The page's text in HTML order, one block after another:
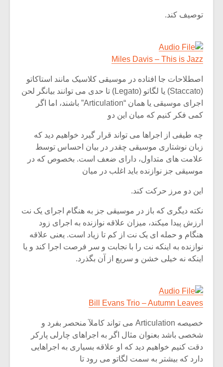
توصیف کند.
Miles Davis – This is Jazz
اصطلاحات جا افتاده در موسیقی کلاسیک مانند استاکاتو
(Staccato) یا لگاتو (Legato) تا حدی می توانند بیانگر لحن
اجرای موسیقی یا همان “Articulation” باشند، اما اگر
کمی فکر کنیم که میان این دو
چه طیفی از اجراها می تواند قرار گیرد خواهیم دید که
زبان نوشتاری موسیقی چقدر در بیان احساس توسط
علامت های متداول، دارای ضعف است. بخصوص که در
موسیقی جز نوازنده باید اغلب در میان
این دو مرز حرکت کند.
نکته دیگری که باز در موسیقی جز به هنگام اجرای یک نت
ارزش پیدا میکند، میزان علاقه نوازنده به اجرای زود
هنگام و حمله ای یک نت از کم تا زیاد است. یعنی علاقه
نوازنده به اینکه نت را با نجابت و سر فرصت اجرا کند و یا
اینکه نه خیلی خشن و سریع از آن بگذرد.
Bill Evans Trio – Autumn Leaves
خصیصه Articulation می تواند کاملآ منحصر بفرد و
شخصی باشد بعنوان مثال اگر به اجراهای چارلی پارکر
دقت کنیم خواهیم دید که او علاقه بسیاری به اجراهایی
دارد که بیشتر به سمت لگاتو می رود تا